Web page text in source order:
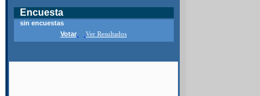
Encuesta
sin encuestas
Votar
Ver Resultados